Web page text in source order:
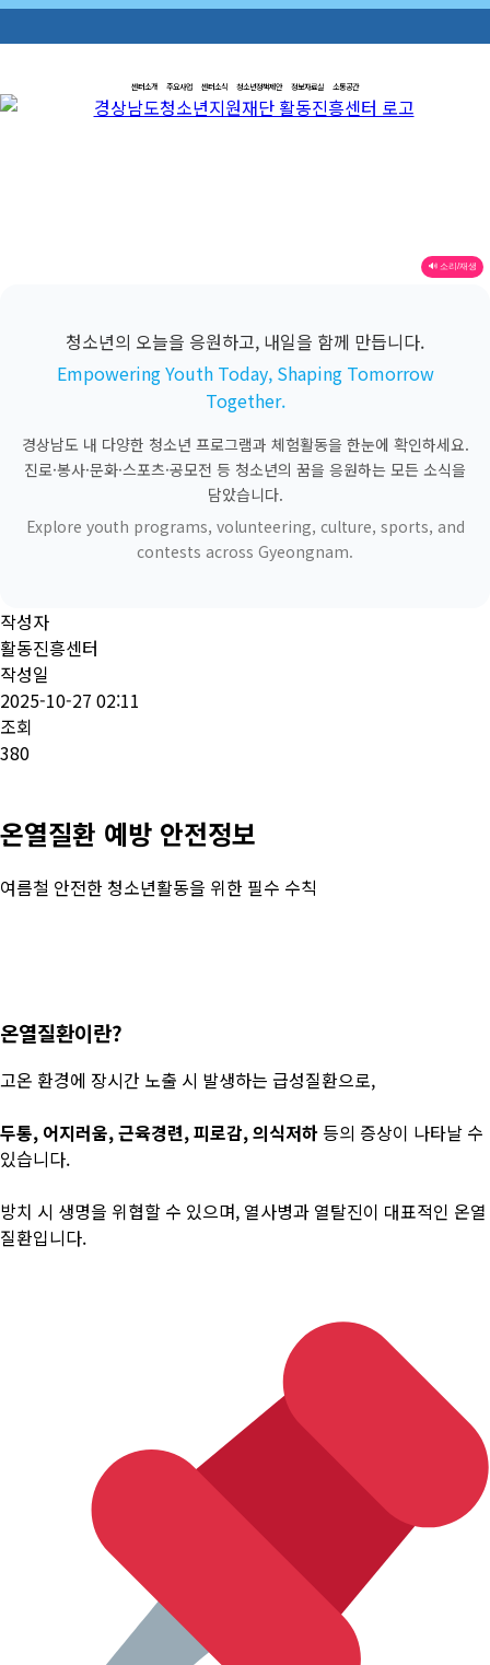
센터소개 주요사업 센터소식 청소년정책제안 정보자료실 소통공간
🔊 소리/재생
청소년의 오늘을 응원하고, 내일을 함께 만듭니다.
Empowering Youth Today, Shaping Tomorrow
Together.
경상남도 내 다양한 청소년 프로그램과 체험활동을 한눈에 확인하세요.
진로·봉사·문화·스포츠·공모전 등 청소년의 꿈을 응원하는 모든 소식을
담았습니다.
Explore youth programs, volunteering, culture, sports, and
contests across Gyeongnam.
작성자
활동진흥센터
작성일
2025-10-27 02:11
조회
380
온열질환 예방 안전정보
여름철 안전한 청소년활동을 위한 필수 수칙
온열질환이란?
고온 환경에 장시간 노출 시 발생하는 급성질환으로,
두통, 어지러움, 근육경련, 피로감, 의식저하등의 증상이 나타날 수
있습니다.
방치 시 생명을 위협할 수 있으며, 열사병과 열탈진이 대표적인 온열
질환입니다.